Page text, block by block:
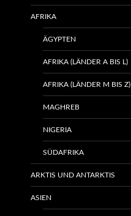
AFRIKA
ÄGYPTEN
AFRIKA (LÄNDER A BIS L)
AFRIKA (LÄNDER M BIS Z)
MAGHREB
NIGERIA
SÜDAFRIKA
ARKTIS UND ANTARKTIS
ASIEN